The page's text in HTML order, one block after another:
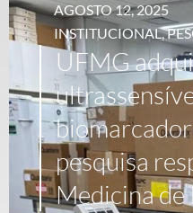
AGOSTO 12, 2025
INSTITUCIONAL,
UFMG
pesquisa
Medicina de